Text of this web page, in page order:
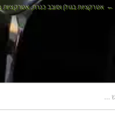
אטרקציות בגולן וסובב כנרת אטרקציות